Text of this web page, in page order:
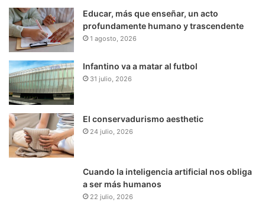
Educar, más que enseñar, un acto
profundamente humano y trascendente
1 agosto, 2026
Infantino va a matar al futbol
31 julio, 2026
El conservadurismo aesthetic
24 julio, 2026
Cuando la inteligencia artificial nos obliga
a ser más humanos
22 julio, 2026